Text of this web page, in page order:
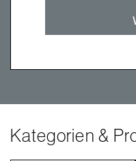
Kategorien &